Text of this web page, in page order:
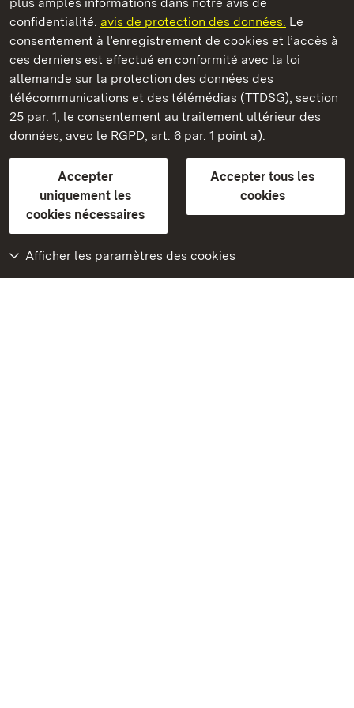
confidentialité. avis de protection des données. Le
consentement à l’enregistrement de cookies et l’accès à
ces derniers est effectué en conformité avec la loi
allemande sur la protection des données des
télécommunications et des télémédias (TTDSG), section
25 par. 1, le consentement au traitement ultérieur des
données, avec le RGPD, art. 6 par. 1 point a).
Accepter
uniquement les
cookies nécessaires
Accepter tous les
cookies
Afficher les paramètres des cookies
Monastère de Hirsau
Châteaux et jardins publics du Bade-Wurtemberg
FAQ et réponsesMentions légalesProtection des données
Explications sur l’accessibilité
BITV-konform (geprüfte Seiten)
plus loin
Accueil
Monuments
Rendez-nous visite